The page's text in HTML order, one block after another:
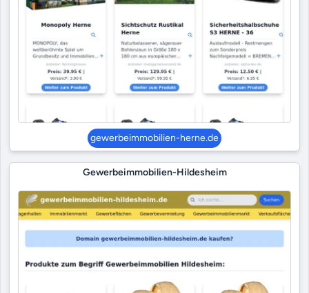
gewerbeimmobilien-herne.de
Gewerbeimmobilien-Hildesheim